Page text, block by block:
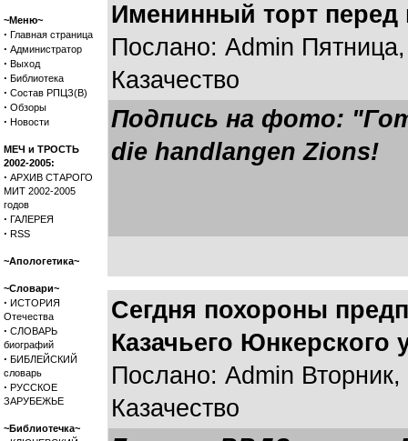
~Меню~
· Главная страница
· Администратор
· Выход
· Библиотека
· Состав РПЦЗ(В)
· Обзоры
· Новости
МЕЧ и ТРОСТЬ
2002-2005:
· АРХИВ СТАРОГО
МИТ 2002-2005
годов
· ГАЛЕРЕЯ
· RSS
~Апологетика~
~Словари~
· ИСТОРИЯ
Отечества
· СЛОВАРЬ
биографий
· БИБЛЕЙСКИЙ
словарь
· РУССКОЕ
ЗАРУБЕЖЬЕ
~Библиотечка~
Именинный торт перед
Послано: Admin
Казачество
Подпись на фото:
die handlangen Zions!
Сегдня похороны
Казачьего
Послано: Admin
Казачество